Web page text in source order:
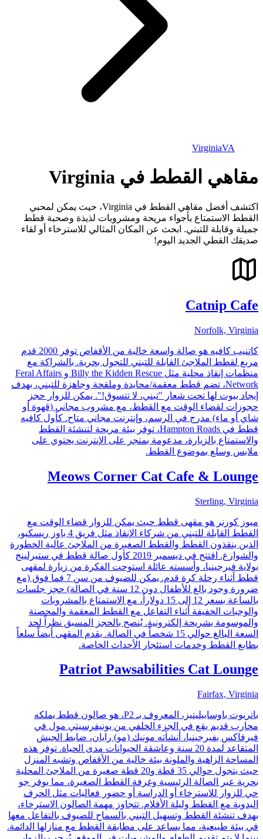
VirginiaVA
مقاهي القطط في Virginia
اكتشف أفضل مقاهي القطط في Virginia، حيث يمكن لمحبي
القطط الاستمتاع بأجواء مريحة ومشروبات لذيذة وصحبة قطط
جميلة وقابلة للتبني. ابحث عن المكان المثالي للاسترخاء أو لقاء
صديقك القطي الجديد اليوم!
Catnip Cafe
Norfolk, Virginia
كاتنيب كافيه هو صالة واسعة خالية من الأقفاص توفر 2000 قدم
مربع لقطط الملاجئ القابلة للتبني للتجول بحرية. بالشراكة مع
منظمات إنقاذ محلية مثل Billy the Kidden Rescue و Feral Affairs
Network، تضم قطط معقمة/محايدة وملقحة وجاهزة للتبني، بهدف
إيجاد بيوت لها تحت شعار "تبني، لا تتسوق!". يمكن للزوار حجز
حجوزات لقضاء الوقت مع القطط، مع مشروب مجاني (قهوة أو
شاي أو ماء) مدرج في الرسم، وإنترنت مجاني متاح. كأول كافيه
قطط في Hampton Roads، توفر بيئة مريحة لتنشئة القطط
والاستمتاع بالزيارة، مدعومة بمتجر على الإنترنت يحتوي على
ملابس وسلع بموضوع القطط.
Meows Corner Cat Cafe & Lounge
Sterling, Virginia
ميوز كورنر هو مقهى قطط حيث يمكن للزوار قضاء الوقت مع
القطط القابلة للتبني من شركاء الإنقاذ مثل فريق 4 باوز ريسكيو،
الذين ينقذون القطط والقطط الصغيرة من الملاجئ عالية الخطورة
والشوارع. افتتح في ديسمبر 2019 كأول صالة قطط في ستيرلينج
بولاية فيرجينيا، وأسسته عائلة استوحت الفكرة من زيارة لمقهى
قطط أثناء رحلة كرة قدم. يمكن للضيوف من سن 7 فما فوق (مع
ضرورة وجود بالغ للأطفال دون 12 سنة في الصالة) حجز جلسات
بالساعة بسعر 12 إلى 15 دولاراً، مع الاستمتاع بالمشروبات
والوجبات الخفيفة أثناء التفاعل مع القطط المعقمة والمحصنة
والموسومة بشريحة إلكترونية. يُنصح بالحجز المسبق نظراً لحد
السعة البالغ حوالي 15 شخصاً في الصالة. يقدم المقهى أيضاً سلعاً
بطابع القطط وخدمات استئجار الأحداث الخاصة.
Patriot Pawsabilities Cat Lounge
Fairfax, Virginia
باتريوت باوسابيليتيز، المعروف بـ P2، هو صالون قطط يملكه
محارب قديم يقع في الجزء الخلفي من يونيفرسيتي مول في
فيرفاكس بفيرجينيا، أنشأته مونيك (مو) رايان، ضابط الجيش
المتقاعد لمدة 20 سنة وعاشقة الحيوانات مدى الحياة. توفر هذه
المساحة الزاهية والملونة بيئة خالية من الأقفاص وتشبه المنزل
حيث يتجول حوالي 35 قطة و20 قطة صغيرة من الملاجئ المحلية
بحرية عبر الصالة الرئيسية وغرفة القطط الصغيرة، مما يوفر جو
حي للزوار للاسترخاء أو الدراسة أو حضور فعاليات مثل الحرف
اليدوية مع القطط وليلة الأفلام. تتجاوز مهمة الصالون الاسترخاء،
بهدف تنشئة القطط وتسهيل التبني بالسماح للضيوف بالتفاعل معها
في بيئة طبيعية، مما يساعد على مطابقة القطط مع منازلها الدائمة.